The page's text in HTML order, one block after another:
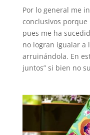
Por lo general me
conclusivos porque
pues me ha
no logran igualar a
arruinándola. En
juntos” si bien no